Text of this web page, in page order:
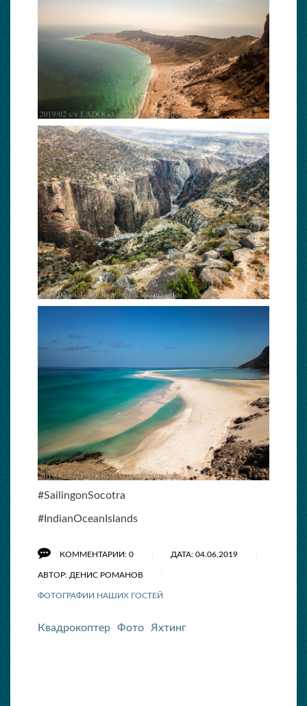
#SailingonSocotra
#IndianOceanIslands
КОММЕНТАРИИ: 0 ДАТА: 04.06.2019
АВТОР: ДЕНИС РОМАНОВ
ФОТОГРАФИИ НАШИХ ГОСТЕЙ
Квадрокоптер Фото Яхтинг